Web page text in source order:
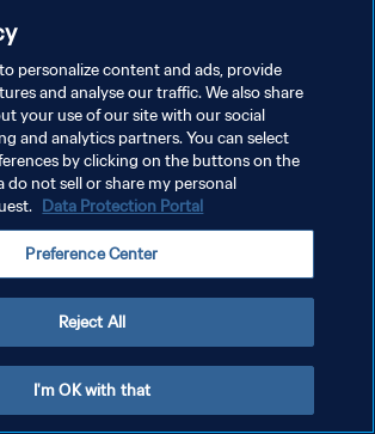
سياسة الخصوصية
إدارة تفضيلات ملفات تعريف الارتباط
personalize content and ads, provide
and analyse our traffic. We also share
your use of our site with our social
and analytics partners. You can select
by clicking on the buttons on the
do not sell or share my personal
Data Protection Portal
Preference Center
Reject All
I'm OK with that